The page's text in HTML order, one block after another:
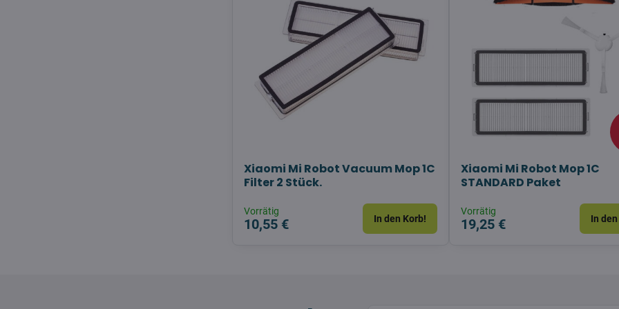
Xiaomi Mi Robot Vacuum Mop 1C
Filter 2 Stück.
Vorrätig
10,55 € In den Korb!
Xiaomi Mi Robot Mop 1C
STANDARD Paket
Vorrätig
19,25 € In